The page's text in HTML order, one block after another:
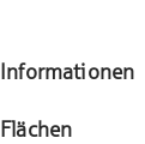
Informationen
Flächen